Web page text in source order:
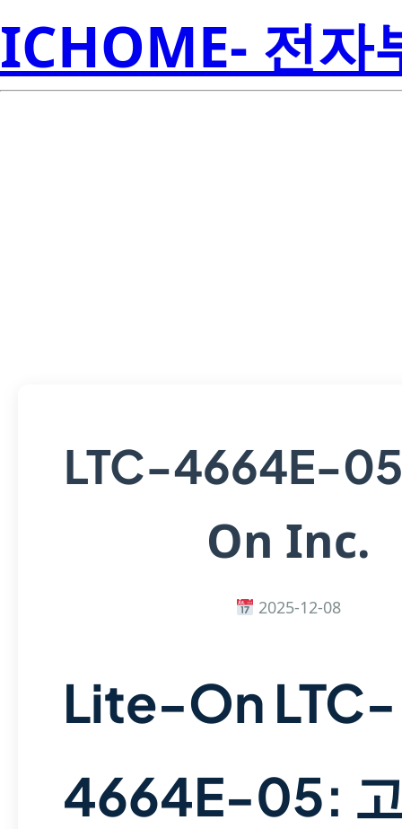
ICHOME- 전자
LTC-4664E-
On Inc.
2025-12-08
Lite-On LTC-
4664E-05: